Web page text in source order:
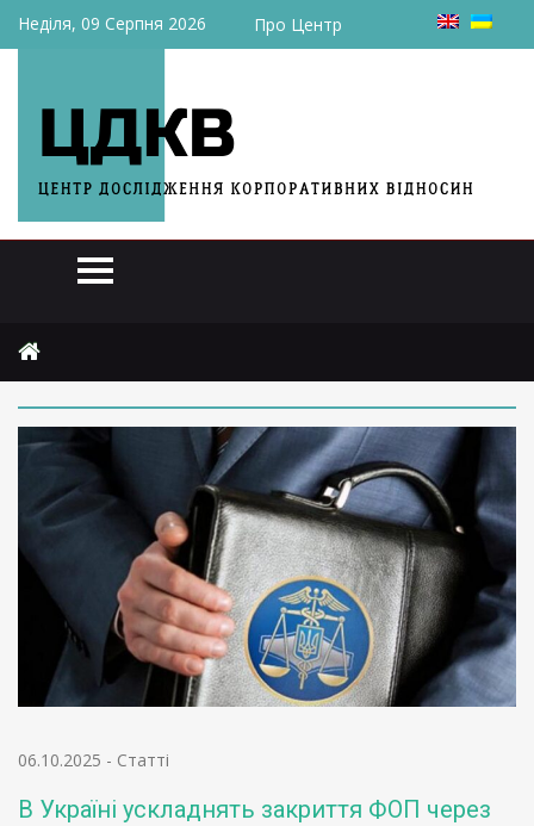
Неділя, 09 Серпня 2026 Про Центр
06.10.2025 - Статті
В Україні ускладнять закриття ФОП через